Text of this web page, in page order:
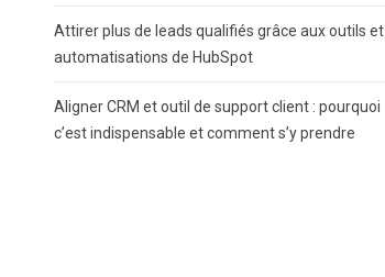
Attirer plus de leads qualifiés grâce aux outils et
automatisations de HubSpot
Aligner CRM et outil de support client : pourquoi
c’est indispensable et comment s’y prendre